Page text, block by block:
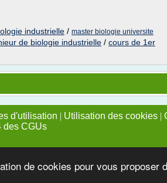
de cookies pour vous
industrielle / master biologie universite
de biologie industrielle / cours de 1er
d'utilisation | Utilisation des cookies |
des CGUs